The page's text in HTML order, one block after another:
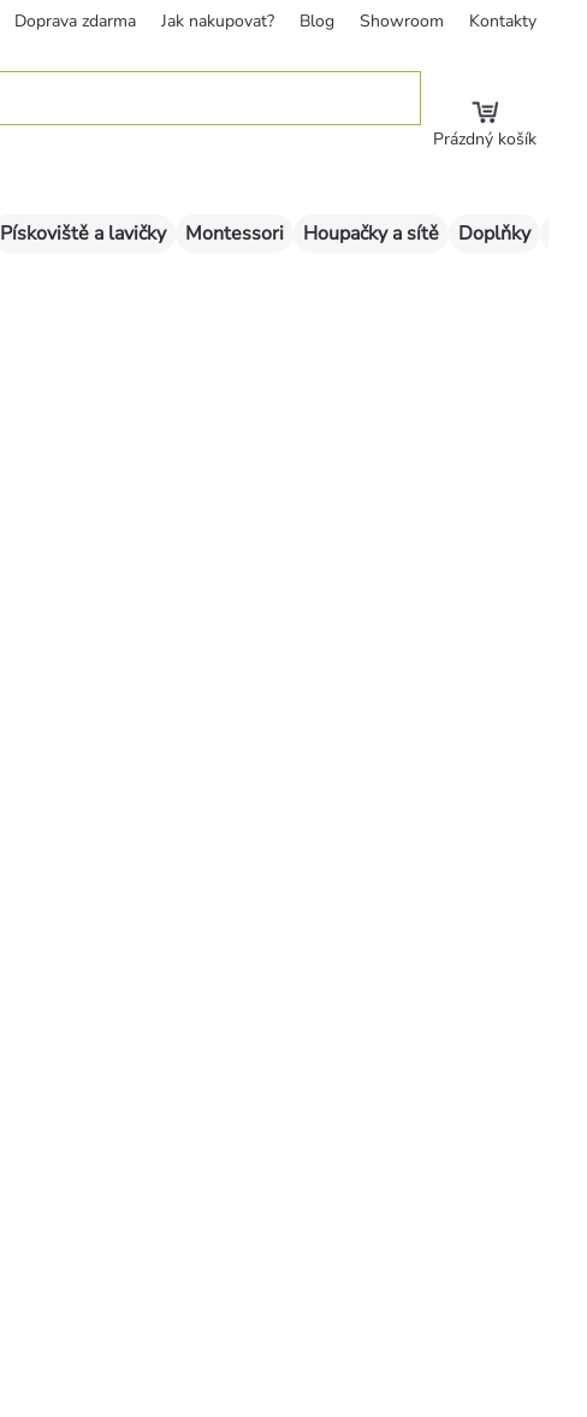
Doprava zdarma Jak nakupovat? Blog Showroom Kontakty
Prázdný košík
Pískoviště a lavičky Montessori Houpačky a sítě Doplňky